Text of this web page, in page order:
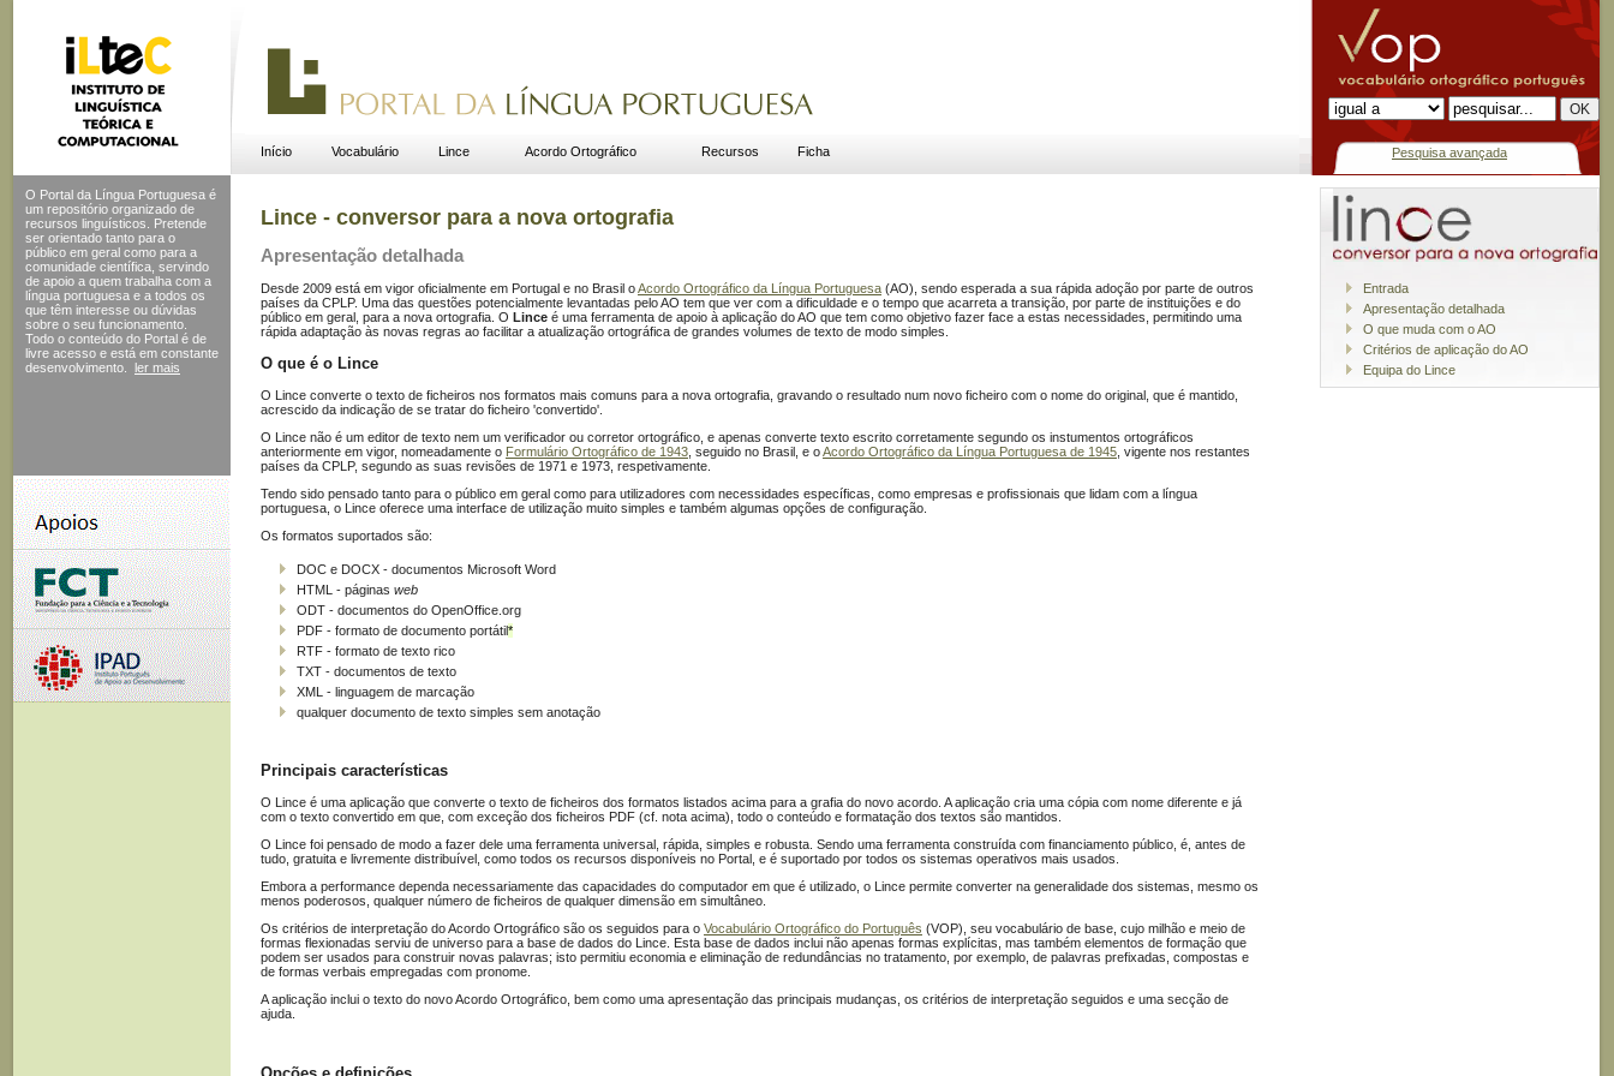
Início Vocabulário Lince Acordo Ortográfico Recursos Ficha Pesquisa avançada
O Portal da Língua Portuguesa é
um repositório organizado de
recursos linguísticos. Pretende
ser orientado tanto para o
público em geral como para a
comunidade científica, servindo
de apoio a quem trabalha com a
língua portuguesa e a todos os
que têm interesse ou dúvidas
sobre o seu funcionamento.
Todo o conteúdo do Portal é de
livre acesso e está em constante
desenvolvimento.
ler mais
Lince - conversor para a nova ortografia
Apresentação detalhada
Desde 2009 está em vigor oficialmente em Portugal e no Brasil oAcordo Ortográfico da Língua Portuguesa (AO), sendo esperada a sua rápida adoção por parte de outros
países da CPLP. Uma das questões potencialmente levantadas pelo AO tem que ver com a dificuldade e o tempo que acarreta a transição, por parte de instituições e do
público em geral, para a nova ortografia. O Lince é uma ferramenta de apoio à aplicação do AO que tem como objetivo fazer face a estas necessidades, permitindo uma
rápida adaptação às novas regras ao facilitar a atualização ortográfica de grandes volumes de texto de modo simples.
O que é o Lince
O Lince converte o texto de ficheiros nos formatos mais comuns para a nova ortografia, gravando o resultado num novo ficheiro com o nome do original, que é mantido,
acrescido da indicação de se tratar do ficheiro 'convertido'.
O Lince não é um editor de texto nem um verificador ou corretor ortográfico, e apenas converte texto escrito corretamente segundo os instumentos ortográficos
anteriormente em vigor, nomeadamente o Formulário Ortográfico de 1943 , seguido no Brasil, e oAcordo Ortográfico da Língua Portuguesa de 1945 , vigente nos restantes
países da CPLP, segundo as suas revisões de 1971 e 1973, respetivamente.
Tendo sido pensado tanto para o público em geral como para utilizadores com necessidades específicas, como empresas e profissionais que lidam com a língua
portuguesa, o Lince oferece uma interface de utilização muito simples e também algumas opções de configuração.
Os formatos suportados são:
DOC e DOCX - documentos Microsoft Word
HTML - páginas web
ODT - documentos do OpenOffice.org
PDF - formato de documento portátil*
RTF - formato de texto rico
TXT - documentos de texto
XML - linguagem de marcação
qualquer documento de texto simples sem anotação
Principais características
O Lince é uma aplicação que converte o texto de ficheiros dos formatos listados acima para a grafia do novo acordo. A aplicação cria uma cópia com nome diferente e já
com o texto convertido em que, com exceção dos ficheiros PDF (cf. nota acima), todo o conteúdo e formatação dos textos são mantidos.
O Lince foi pensado de modo a fazer dele uma ferramenta universal, rápida, simples e robusta. Sendo uma ferramenta construída com financiamento público, é, antes de
tudo, gratuita e livremente distribuível, como todos os recursos disponíveis no Portal, e é suportado por todos os sistemas operativos mais usados.
Embora a performance dependa necessariamente das capacidades do computador em que é utilizado, o Lince permite converter na generalidade dos sistemas, mesmo os
menos poderosos, qualquer número de ficheiros de qualquer dimensão em simultâneo.
Os critérios de interpretação do Acordo Ortográfico são os seguidos para o Vocabulário Ortográfico do Português (VOP), seu vocabulário de base, cujo milhão e meio de
formas flexionadas serviu de universo para a base de dados do Lince. Esta base de dados inclui não apenas formas explícitas, mas também elementos de formação que
podem ser usados para construir novas palavras; isto permitiu economia e eliminação de redundâncias no tratamento, por exemplo, de palavras prefixadas, compostas e
de formas verbais empregadas com pronome.
A aplicação inclui o texto do novo Acordo Ortográfico, bem como uma apresentação das principais mudanças, os critérios de interpretação seguidos e uma secção de
ajuda.
Entrada
Apresentação detalhada
O que muda com o AO
Critérios de aplicação do AO
Equipa do Lince